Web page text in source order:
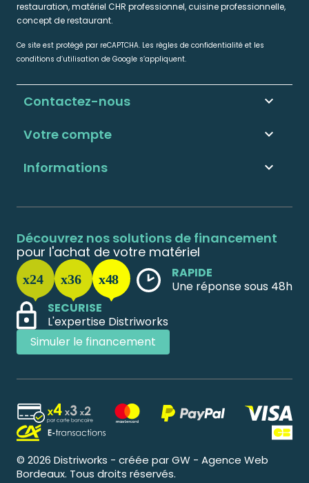
restauration, matériel CHR professionnel, cuisine professionnelle,
concept de restaurant.
Ce site est protégé par reCAPTCHA. Les règles de confidentialité et les
conditions d’utilisation de Google s’appliquent.
Informations 
Votre compte 
Contactez-nous keyboard_arrow_down
Découvrez nos solutions de financement
pour l'achat de votre matériel
RAPIDE
Une réponse sous 48h
SECURISE
L'expertise Distriworks
Simuler le financement
© 2026 Distriworks - créée par GW - Agence Web
Bordeaux. Tous droits réservés.